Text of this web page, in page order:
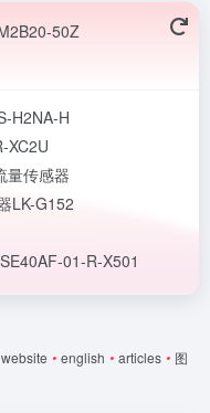
50Z
H2NA-H
XC2U
量传感器
LK-G152
01-R-X501
website • english • articles • 图